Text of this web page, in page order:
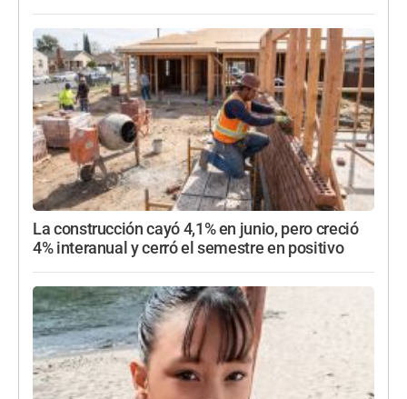
La construcción cayó 4,1% en junio, pero creció
4% interanual y cerró el semestre en positivo